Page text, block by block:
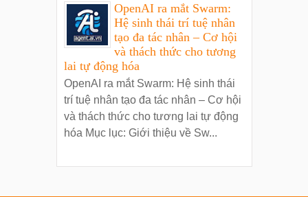
OpenAI ra mắt Swarm:
Hệ sinh thái trí tuệ nhân
tạo đa tác nhân – Cơ hội
và thách thức cho tương
lai tự động hóa
OpenAI ra mắt Swarm: Hệ sinh thái
trí tuệ nhân tạo đa tác nhân – Cơ hội
và thách thức cho tương lai tự động
hóa Mục lục: Giới thiệu về Sw...